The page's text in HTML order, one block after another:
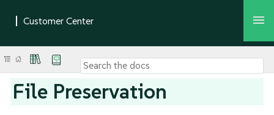
File Preservation